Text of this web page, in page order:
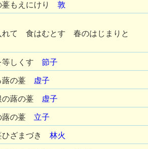
薹もえにけり 敦
れて 食はむとす 春のはじまりと
等しくす 節子
蕗の薹 虚子
の蕗の薹 虚子
蕗の薹 立子
ひざまづき 林火